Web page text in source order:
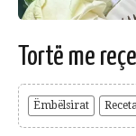
Tortë me
Ëmbëlsirat